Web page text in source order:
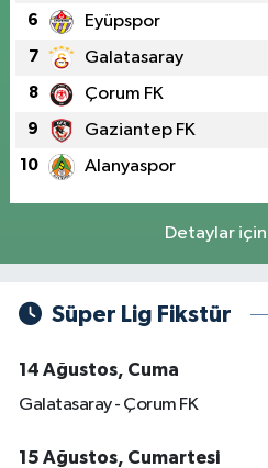
6 Eyüpspor
7 Galatasaray
8 Çorum FK
9 Gaziantep FK
10 Alanyaspor
Detaylar için
Süper Lig Fikstür
14 Ağustos, Cuma
Galatasaray - Çorum FK
15 Ağustos, Cumartesi